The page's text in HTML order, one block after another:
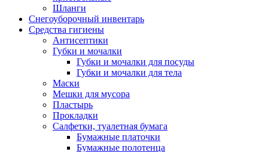
Шланги
Снегоуборочный инвентарь
Средства гигиены
Антисептики
Губки и мочалки
Губки и мочалки для посуды
Губки и мочалки для тела
Маски
Мешки для мусора
Пластырь
Прокладки
Салфетки, туалетная бумага
Бумажные платочки
Бумажные полотенца